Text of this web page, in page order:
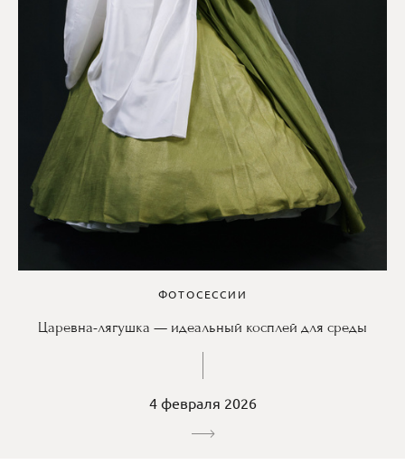
ФОТОСЕССИИ
Царевна-лягушка — идеальный косплей для среды
4 февраля 2026